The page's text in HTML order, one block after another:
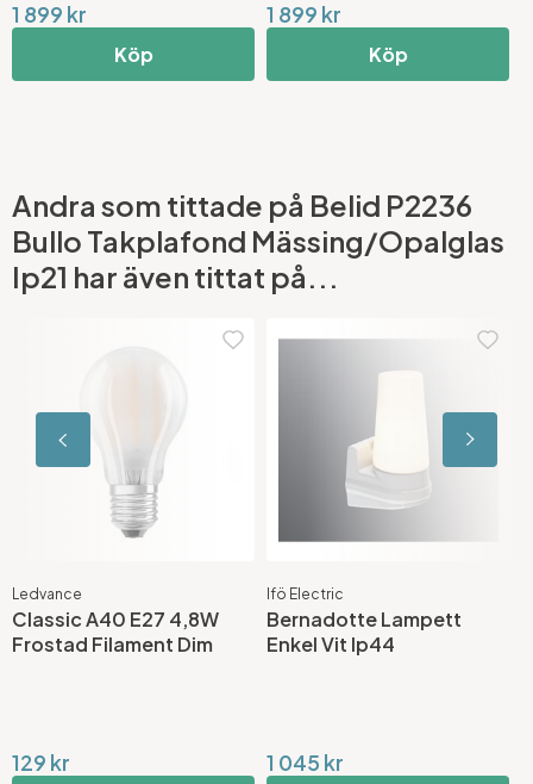
1 899 kr
Köp
1 899 kr
Köp
Andra som tittade på Belid P2236
Bullo Takplafond Mässing/Opalglas
Ip21 har även tittat på...
Ledvance
Classic A40 E27 4,8W
Frostad Filament Dim
129 kr
Ifö Electric
Bernadotte Lampett
Enkel Vit Ip44
1 045 kr